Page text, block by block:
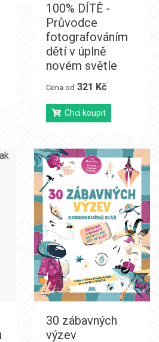
100% DÍTĚ -
Průvodce
fotografováním
dětí v úplně
novém světle
Cena od 321 Kč
Chci koupit
30 zábavných
výzev